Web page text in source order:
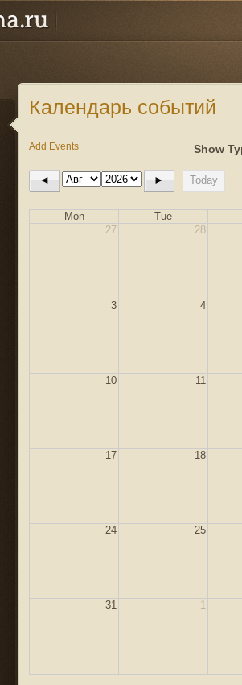
Календарь событий
Add Events Show
◄ ► Today
Mon
Tue
27
28
3 4
10 11
17 18
24 25
31 1